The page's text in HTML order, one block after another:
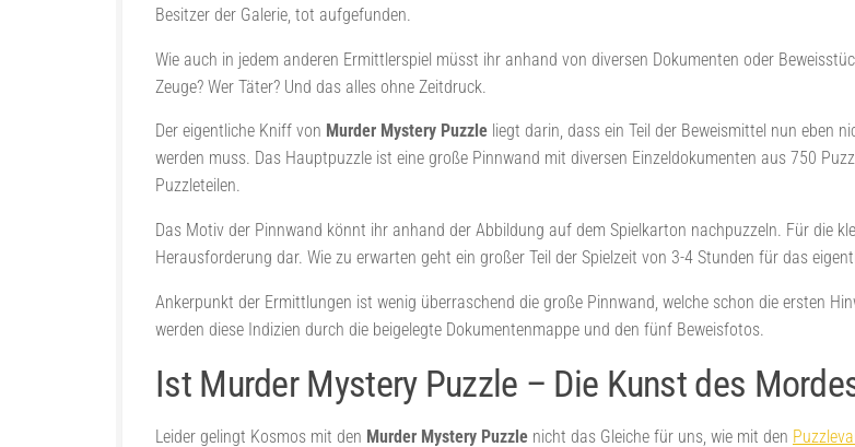
Besitzer der Galerie, tot aufgefunden.
Wie auch in jedem anderen Ermittlerspiel müsst ihr anhand von diversen Dokumenten oder
Zeuge? Wer Täter? Und das alles ohne Zeitdruck.
Der eigentliche Kniff von Murder Mystery Puzzle liegt darin, dass ein Teil der Beweismittel nun eben
werden muss. Das Hauptpuzzle ist eine große Pinnwand mit diversen Einzeldokumenten aus 750
Puzzleteilen.
Das Motiv der Pinnwand könnt ihr anhand der Abbildung auf dem Spielkarton nachpuzzeln. Für die
Herausforderung dar. Wie zu erwarten geht ein großer Teil der Spielzeit von 3-4 Stunden für das
Ankerpunkt der Ermittlungen ist wenig überraschend die große Pinnwand, welche schon die ersten
werden diese Indizien durch die beigelegte Dokumentenmappe und den fünf Beweisfotos.
Ist Murder Mystery Puzzle – Die Kunst des
Leider gelingt Kosmos mit den Murder Mystery Puzzle nicht das Gleiche für uns, wie mit den